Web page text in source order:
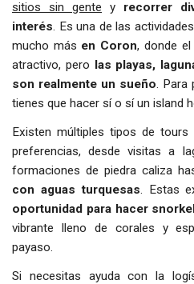
sitios sin gente y recorrer
interés . Es una de las
mucho más en Coron, donde
atractivo, pero las playas,
son realmente un sueño .
tienes que hacer sí o sí un island
Existen múltiples tipos de
preferencias, desde visitas a
formaciones de piedra caliza
con aguas turquesas . Estas
oportunidad para hacer
vibrante lleno de corales y
payaso.
Si necesitas ayuda con la